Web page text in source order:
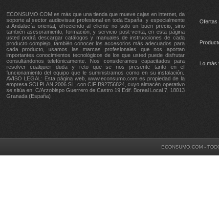
ECONSUMO.COM es más que una tienda que mueve cajas en internet, da
soporte al sector audiovisual profesional en toda España, y especialmente
a Andalucía oriental, ofreciendo al cliente no solo un buen precio, sino
también asesoramiento, formación, y servicio post-venta, en esta página
usted podrá descargar catálogos y manuales de instrucciones de cada
producto complejo, también conocer los accesorios más adecuados para
cada producto, usamos las marcas profesionales que nos aportan
importantes conocimientos tecnológicos de los que usted puede disfrutar
consultándonos telefónicamente. Nos consideramos capacitados para
resolver cualquier duda y reto que se nos presente tanto en el
funcionamiento del equipo que le suministramos como en su instalación.
AVISO LEGAL: Esta página web, www.econsumo.com es propiedad de la
empresa SOLPLAN 2006 SL, con CIF B92756824, cuyo almacén operativo
se sitúa en: C/Arzobispo Guerrero de Castro 19 Edif. Boreal Local 7, 18013
Granada (España)
Ofertas
Lo
ECONSUMO.COM -